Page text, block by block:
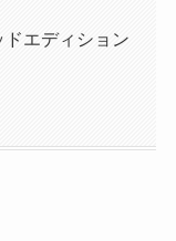
エディション